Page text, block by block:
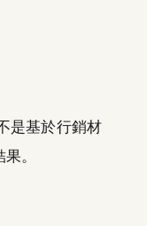
是基於行銷材
。